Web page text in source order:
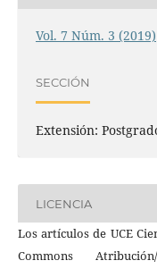
Vol. 7 Núm. 3 (2019)
SECCIÓN
Extensión:
LICENCIA
Los artículos de UCE
Commons